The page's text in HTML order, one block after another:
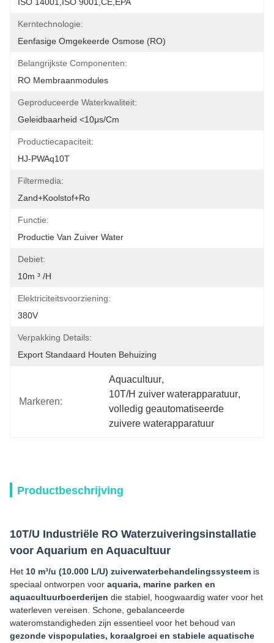
Kerntechnologie:
Eenfasige Omgekeerde Osmose (RO)
Belangrijkste Componenten:
RO Membraanmodules
Geproduceerde Waterkwaliteit:
Geleidbaarheid <10μs/cm
Productiecapaciteit:
HJ-PWAq10T
Filtermedia:
Zand+koolstof+ro
Functie:
Productie Van Zuiver Water
Debiet:
10m ³ /h
Elektriciteitsvoorziening:
380V
Verpakking Details:
Export Standaard Houten Behuizing
Markeren:
Aquacultuur,
10T/H zuiver waterapparatuur,
volledig geautomatiseerde
zuivere waterapparatuur
Productbeschrijving
10T/U Industriële RO Waterzuiveringsinstallatie
voor Aquarium en Aquacultuur
Het 10 m³/u (10.000 L/U) zuiverwaterbehandelingssysteem is
speciaal ontworpen voor aquaria, marine parken en
aquacultuurboerderijen die stabiel, hoogwaardig water voor het
waterleven vereisen. Schone, gebalanceerde
wateromstandigheden zijn essentieel voor het behoud van
gezonde vispopulaties, koraalgroei en stabiele aquatische